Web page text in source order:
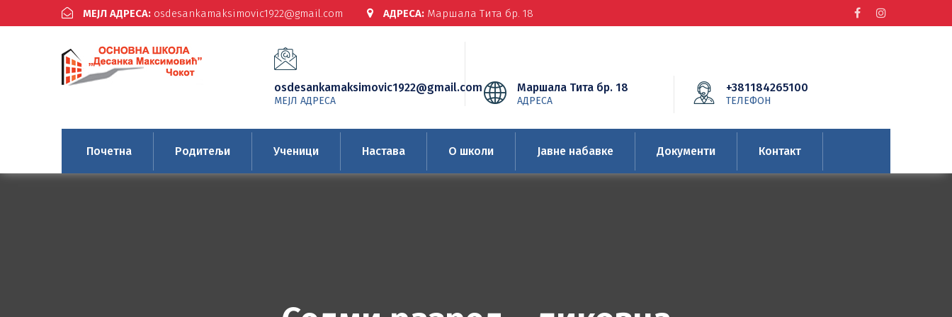
МЕЈЛ АДРЕСА: osdesankamaksimovic1922@gmail.com АДРЕСА: Маршала Тита бр. 18
osdesankamaksimovic1922@gmail.com
МЕЈЛ АДРЕСА
Маршала Тита бр. 18
АДРЕСА
+381184265100
ТЕЛЕФОН
Почетна Родитељи Ученици Настава О школи Јавне набавке Документи Контакт